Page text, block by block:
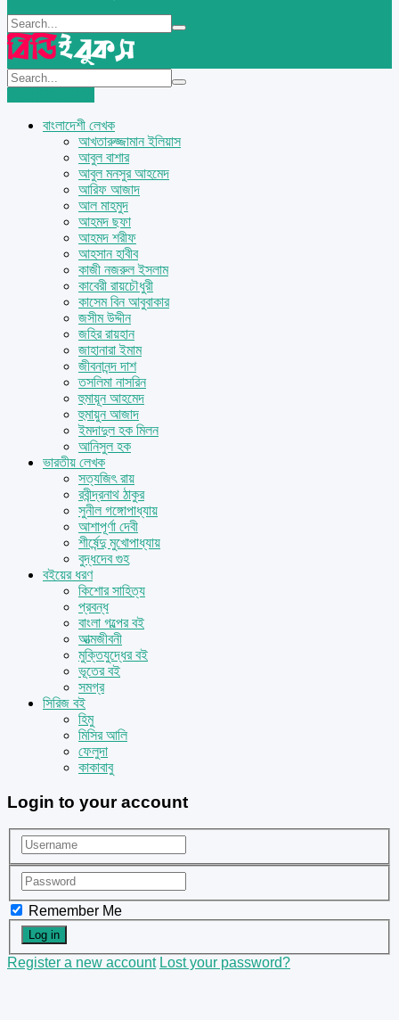
বাংলাদেশী লেখক
আখতারুজ্জামান ইলিয়াস
আবুল বাশার
আবুল মনসুর আহমেদ
আরিফ আজাদ
আল মাহমুদ
আহমদ ছফা
আহমদ শরীফ
আহসান হাবীব
কাজী নজরুল ইসলাম
কাবেরী রায়চৌধুরী
কাসেম বিন আবুবাকার
জসীম উদ্দীন
জহির রায়হান
জাহানারা ইমাম
জীবনানন্দ দাশ
তসলিমা নাসরিন
হুমায়ূন আহমেদ
হুমায়ুন আজাদ
ইমদাদুল হক মিলন
আনিসুল হক
ভারতীয় লেখক
সত্যজিৎ রায়
রবীন্দ্রনাথ ঠাকুর
সুনীল গঙ্গোপাধ্যায়
আশাপূর্ণা দেবী
শীর্ষেন্দু মুখোপাধ্যায়
বুদ্ধদেব গুহ
বইয়ের ধরণ
কিশোর সাহিত্য
প্রবন্ধ
বাংলা গল্পের বই
আত্মজীবনী
মুক্তিযুদ্ধের বই
ভূতের বই
সমগ্র
সিরিজ বই
হিমু
মিসির আলি
ফেলুদা
কাকাবাবু
Login to your account
Remember Me
Register a new account Lost your password?